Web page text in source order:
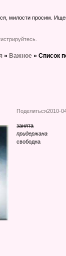
милости просим.
» Важное » Список
Поделиться2010-
занята
придержана
свободна